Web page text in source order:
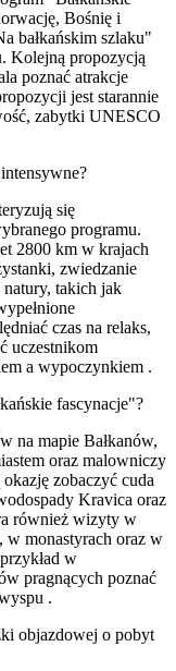
Bośnię i
bałkańskim szlaku"
Kolejną propozycją
poznać atrakcje
jest starannie
zabytki UNESCO
się
programu.
2800 km w krajach
zwiedzanie
takich jak
czas na relaks,
uczestnikom
a wypoczynkiem .
fascynacje"?
na mapie Bałkanów,
oraz malowniczy
zobaczyć cuda
Kravica oraz
również wizyty w
monastyrach oraz w
w
pragnących poznać
.
objazdowej o pobyt